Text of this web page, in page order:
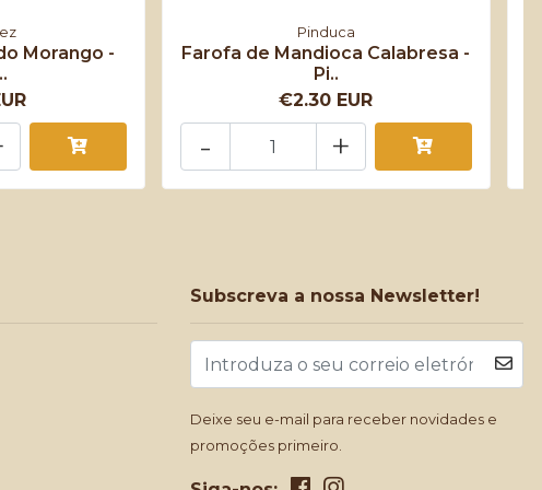
Morango -
Pinduca
Farofa de Mandioca Calabresa -
Pi..
€2.30 EUR
+
-
Subscreva a nossa Newsletter!
Deixe seu e-mail para receber novidades e
promoções primeiro.